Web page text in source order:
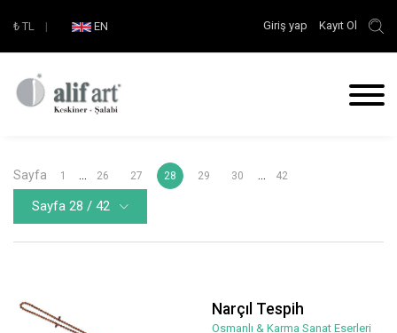
₺ TL | EN Giriş yap Kayıt Ol
Sayfa 1 26 27 28 29 30 42
Sayfa 28 / 42
Narçıl Tespih
Osmanlı & Karma Sanat Eserleri